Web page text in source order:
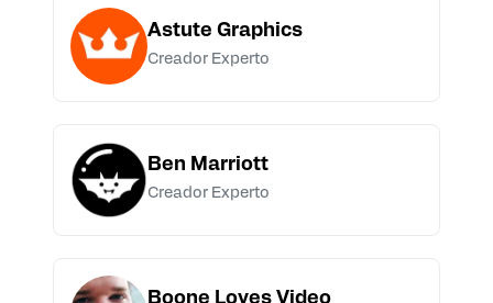
Astute Graphics
Creador Experto
Ben Marriott
Creador Experto